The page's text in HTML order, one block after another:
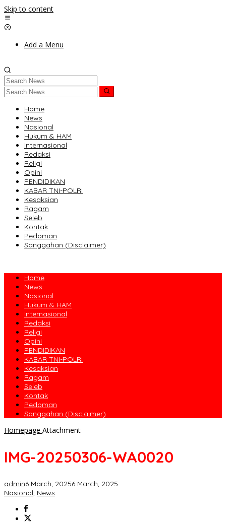
Skip to content
Add a Menu
Home
News
Nasional
Hukum & HAM
Internasional
Redaksi
Religi
Opini
PENDIDIKAN
KABAR TNI-POLRI
Kesaksian
Ragam
Seleb
Kontak
Pedoman
Sanggahan (Disclaimer)
Home
News
Nasional
Hukum & HAM
Internasional
Redaksi
Religi
Opini
PENDIDIKAN
KABAR TNI-POLRI
Kesaksian
Ragam
Seleb
Kontak
Pedoman
Sanggahan (Disclaimer)
Homepage Attachment
IMG-20250306-WA0020
admin6 March, 20256 March, 2025
Nasional, News